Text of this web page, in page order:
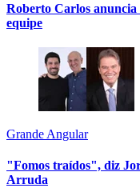
Roberto Carlos anuncia
equipe
Grande Angular
"Fomos traídos", diz
Arruda